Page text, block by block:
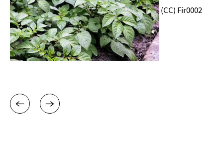
(CC) Fir0002